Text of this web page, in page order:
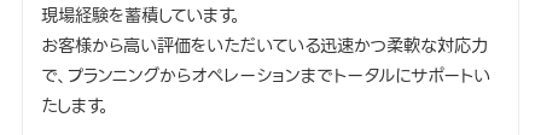
現場経験を蓄積しています。
お客様から高い評価をいただいている迅速かつ柔軟な対応力
で、プランニングからオペレーションまでトータルにサポートい
たします。